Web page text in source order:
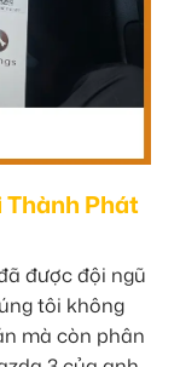
Phát
được đội ngũ
tôi không
mà còn phân